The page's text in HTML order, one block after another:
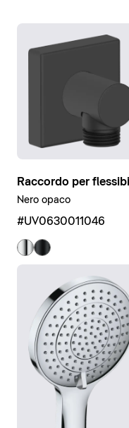
Raccordo per
Nero opaco
#UV0630011046